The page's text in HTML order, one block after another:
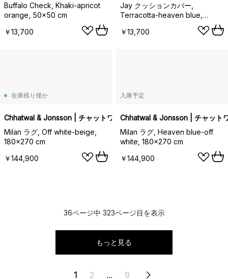
Buffalo Check, Khaki-apricot
orange, 50x50 cm
￥13,700
Jay クッションカバー,
Terracotta-heaven blue,
￥13,700
在庫残り僅か
Chhatwal & Jonsson | チャットワル＆ヨンソン
Milan ラグ, Off white-beige,
180x270 cm
￥144,900
入庫予定
Chhatwal & Jonsson | チャット
Milan ラグ, Heaven blue-off
white, 180x270 cm
￥144,900
36ページ中 323ページ目を表示
もっと見る
1 2 ... 9